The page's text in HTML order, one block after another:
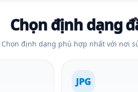
Chọn định dạng
Chọn định dạng phù hợp nhất với nơi
JPG